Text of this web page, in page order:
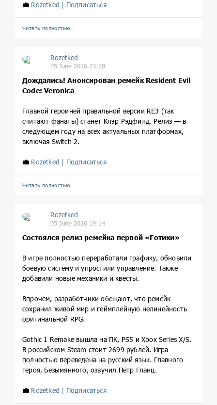
💼 Rozetked | Подписаться
Читать полностью…
Rozetked
05 June 2026 23:28
Дождались! Анонсирован ремейк Resident Evil
Code: Veronica
Главной героиней правильной версии RE3 (так
считают фанаты) станет Клэр Рэдфилд. Релиз — в
следующем году на всех актуальных платформах,
включая Switch 2.
💼 Rozetked | Подписаться
Читать полностью…
Rozetked
05 June 2026 19:14
Состоялся релиз ремейка первой «Готики»
В игре полностью переработали графику, обновили
боевую систему и упростили управление. Также
добавили новые механики и квесты.
Впрочем, разработчики обещают, что ремейк
сохранил живой мир и геймплейную нелинейность
оригинальной RPG.
Gothic 1 Remake вышла на ПК, PS5 и Xbox Series X/S.
В российском Steam стоит 2699 рублей. Игра
полностью переведена на русский язык. Главного
героя, Безымянного, озвучил Пётр Гланц.
💼 Rozetked | Подписаться